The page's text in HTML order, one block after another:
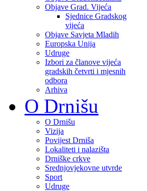
Objave Grad. Vijeća
Sjednice Gradskog
vijeća
Objave Savjeta Mladih
Europska Unija
Udruge
Izbori za članove vijeća
gradskih četvrti i mjesnih
odbora
Arhiva
O Drnišu
O Drnišu
Vizija
Povijest Drniša
Lokaliteti i nalazišta
Drniške crkve
Srednjovjekovne utvrde
Sport
Udruge